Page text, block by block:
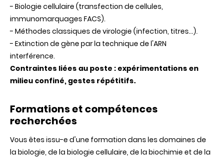
- Biologie cellulaire (transfection de cellules,
immunomarquages FACS).
- Méthodes classiques de virologie (infection, titres...).
- Extinction de gène par la technique de l'ARN
interférence.
Contraintes liées au poste : expérimentations en
milieu confiné, gestes répétitifs.
Formations et compétences
recherchées
Vous êtes issu-e d'une formation dans les domaines de
la biologie, de la biologie cellulaire, de la biochimie et de la